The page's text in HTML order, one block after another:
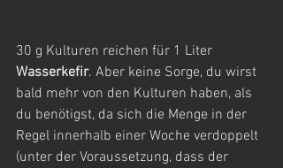
30 g Kulturen reichen für 1 Liter
Wasserkefir. Aber keine Sorge, du wirst
bald mehr von den Kulturen haben, als
du benötigst, da sich die Menge in der
Regel innerhalb einer Woche verdoppelt
(unter der Voraussetzung, dass der